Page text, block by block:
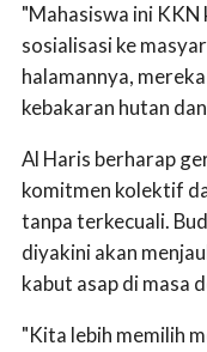
"Mahasiswa ini KKN
sosialisasi ke
halamannya,
kebakaran hutan
Al Haris berharap
komitmen kolektif
tanpa terkecuali.
diyakini akan
kabut asap di masa
"Kita lebih memilih